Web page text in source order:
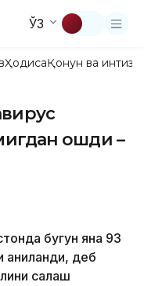
ЎЗ
ҲодисаҚонун ва
ошди –
бугун яна 93
аниқланди, деб
сақлаш